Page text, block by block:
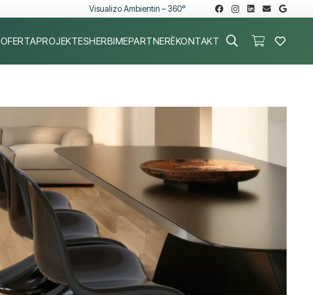
Visualizo Ambientin – 360°
OFERTAPROJEKTESHERBIMEPARTNERËKONTAKT